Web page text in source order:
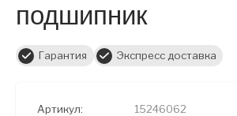
подшипник
Гарантия Экспресс доставка
Артикул: 15246062